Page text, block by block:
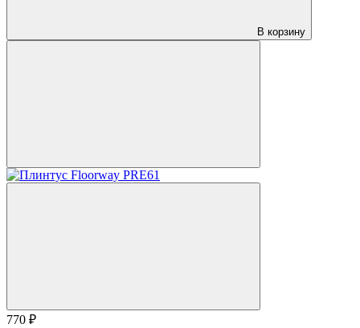
В корзину
770 ₽